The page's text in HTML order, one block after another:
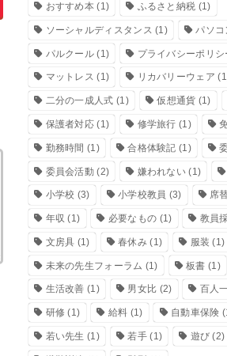
おすすめ本 (1) ふるさと納税 (1)
ソーシャルディスタンス (1) パソコ
パルクール (1) プライバシーポリシ
マットレス (1) リカバリーウェア
二分の一成人式 (1) 仮想通貨 (1)
保護者対応 (1) 修学旅行 (1)
勤務時間 (1) 合格体験記 (1)
委員会活動 (2) 嫌われない (1)
小学校 (3) 小学校教員 (3) 席
年収 (1) 必要なもの (1) 教員
文房具 (1) 春休み(1) 服装 (1)
未来の先生フォーラム (1) 板書 (1)
生活改善 (1) 男女比 (2) 百人
研修 (1) 給料 (1) 自動車保険
若い先生 (1) 若手(1) 遊び (2)